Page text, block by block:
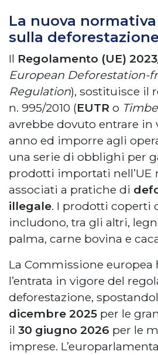
La nuova
sulla deforestazione
Il Regolamento (UE)
European Deforestation-
Regulation), sostituisce il
n. 995/2010 (EUTR o
avrebbe dovuto entrare in
anno ed imporre agli
una serie di obblighi per
prodotti importati nell’UE
associati a pratiche di
illegale. I prodotti coperti
includono, tra gli altri,
palma, carne bovina e
La Commissione europea
l’entrata in vigore del
deforestazione,
dicembre 2025 per le
il 30 giugno 2026 per le
imprese.